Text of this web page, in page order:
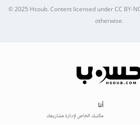
© 2025Hsoub.Content licensed underCC BY-
otherwise.